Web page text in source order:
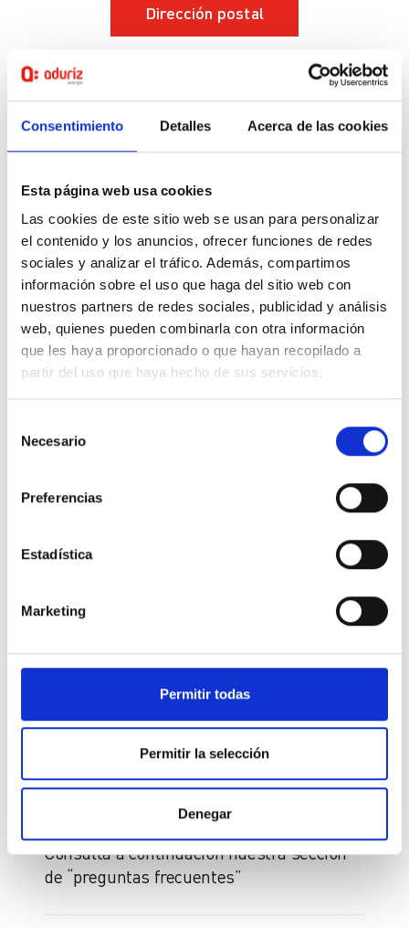
Consentimiento Detalles Acerca de las cookies
Esta página web usa cookies
Las cookies de este sitio web se usan para personalizar
el contenido y los anuncios, ofrecer funciones de redes
sociales y analizar el tráfico. Además, compartimos
información sobre el uso que haga del sitio web con
nuestros partners de redes sociales, publicidad y análisis
web, quienes pueden combinarla con otra información
que les haya proporcionado o que hayan recopilado a
partir del uso que haya hecho de sus servicios.
Necesario
Preferencias
Estadística
Marketing
Permitir todas
Permitir la selección
Denegar
Dirección postal
Funcionamiento básico
del canal
Esquema general de gestión del canal:
Recepción
inicio a una investigación
Acuse de recibo del mensaje
Preguntas frecuentes
Consulta a continuación nuestra sección
de “preguntas frecuentes”